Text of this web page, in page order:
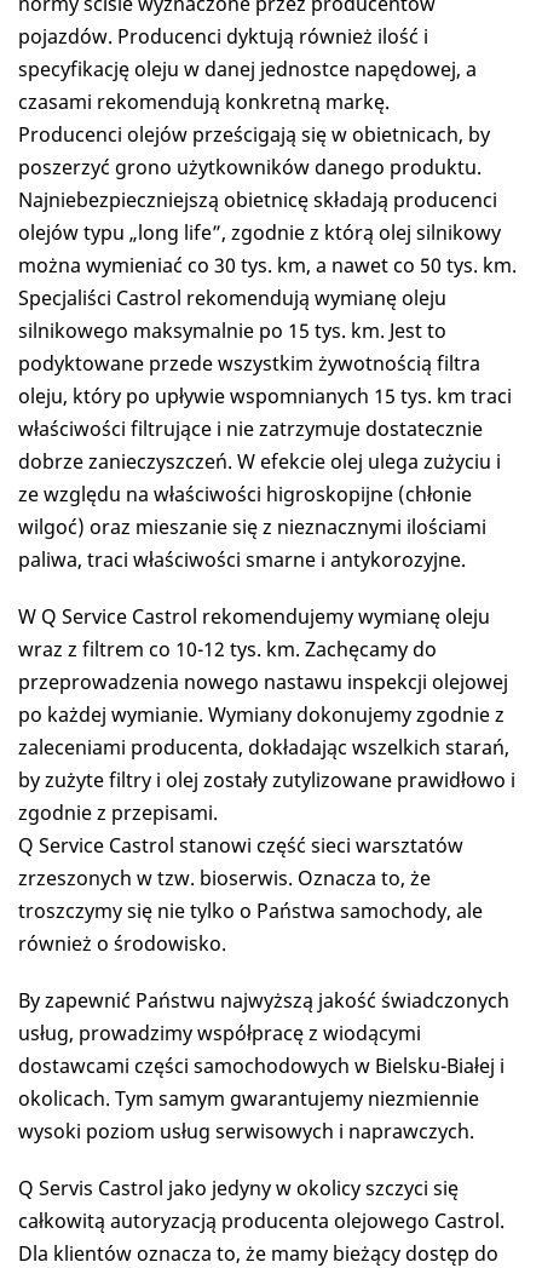
pojazdów. Producenci dyktują również ilość i
specyfikację oleju w danej jednostce napędowej, a
czasami rekomendują konkretną markę.
Producenci olejów prześcigają się w obietnicach, by
poszerzyć grono użytkowników danego produktu.
Najniebezpieczniejszą obietnicę składają producenci
olejów typu „long life”, zgodnie z którą olej silnikowy
można wymieniać co 30 tys. km, a nawet co 50 tys. km.
Specjaliści Castrol rekomendują wymianę oleju
silnikowego maksymalnie po 15 tys. km. Jest to
podyktowane przede wszystkim żywotnością filtra
oleju, który po upływie wspomnianych 15 tys. km traci
właściwości filtrujące i nie zatrzymuje dostatecznie
dobrze zanieczyszczeń. W efekcie olej ulega zużyciu i
ze względu na właściwości higroskopijne (chłonie
wilgoć) oraz mieszanie się z nieznacznymi ilościami
paliwa, traci właściwości smarne i antykorozyjne.
W Q Service Castrol rekomendujemy wymianę oleju
wraz z filtrem co 10-12 tys. km. Zachęcamy do
przeprowadzenia nowego nastawu inspekcji olejowej
po każdej wymianie. Wymiany dokonujemy zgodnie z
zaleceniami producenta, dokładając wszelkich starań,
by zużyte filtry i olej zostały zutylizowane prawidłowo i
zgodnie z przepisami.
Q Service Castrol stanowi część sieci warsztatów
zrzeszonych w tzw. bioserwis. Oznacza to, że
troszczymy się nie tylko o Państwa samochody, ale
również o środowisko.
By zapewnić Państwu najwyższą jakość świadczonych
usług, prowadzimy współpracę z wiodącymi
dostawcami części samochodowych w Bielsku-Białej i
okolicach. Tym samym gwarantujemy niezmiennie
wysoki poziom usług serwisowych i naprawczych.
Q Servis Castrol jako jedyny w okolicy szczyci się
całkowitą autoryzacją producenta olejowego Castrol.
Dla klientów oznacza to, że mamy bieżący dostęp do